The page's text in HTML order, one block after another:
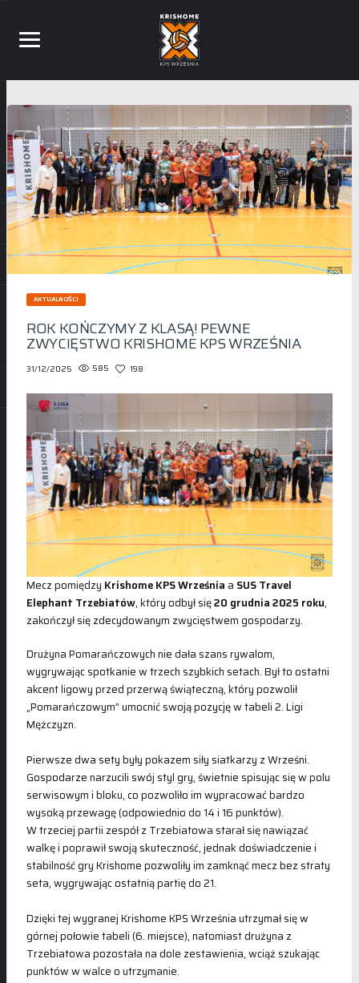
AKTUALNOŚCI
ROK KOŃCZYMY Z KLASĄ! PEWNE
ZWYCIĘSTWO KRISHOME KPS WRZEŚNIA
31/12/2025 585 198
Mecz pomiędzy Krishome KPS Września a SUS Travel
Elephant Trzebiatów, który odbył się20 grudnia 2025 roku,
zakończył się zdecydowanym zwycięstwem gospodarzy.
Drużyna Pomarańczowych nie dała szans rywalom,
wygrywając spotkanie w trzech szybkich setach. Był to ostatni
akcent ligowy przed przerwą świąteczną, który pozwolił
„Pomarańczowym” umocnić swoją pozycję w tabeli 2. Ligi
Mężczyzn.
Pierwsze dwa sety były pokazem siły siatkarzy z Wrześni.
Gospodarze narzucili swój styl gry, świetnie spisując się w polu
serwisowym i bloku, co pozwoliło im wypracować bardzo
wysoką przewagę (odpowiednio do 14 i 16 punktów).
W trzeciej partii zespół z Trzebiatowa starał się nawiązać
walkę i poprawił swoją skuteczność, jednak doświadczenie i
stabilność gry Krishome pozwoliły im zamknąć mecz bez straty
seta, wygrywając ostatnią partię do 21.
Dzięki tej wygranej Krishome KPS Września utrzymał się w
górnej połowie tabeli (6. miejsce), natomiast drużyna z
Trzebiatowa pozostała na dole zestawienia, wciąż szukając
punktów w walce o utrzymanie.